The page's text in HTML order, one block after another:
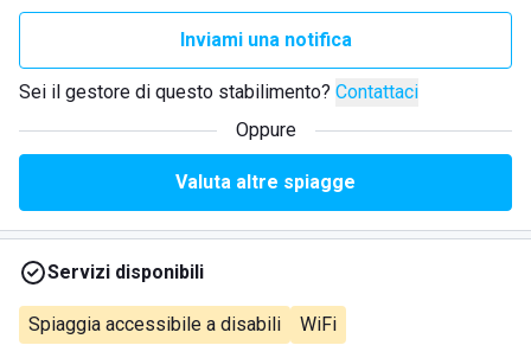
Inviami una notifica
Sei il gestore di questo stabilimento? Contattaci
Oppure
Valuta altre spiagge
Servizi disponibili
Spiaggia accessibile a disabili WiFi